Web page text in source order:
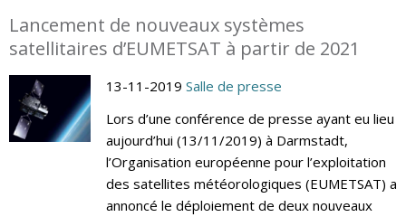
Lancement de nouveaux systèmes
satellitaires d’EUMETSAT à partir de 2021
13-11-2019 Salle de presse
Lors d’une conférence de presse ayant eu lieu
aujourd’hui (13/11/2019) à Darmstadt,
l’Organisation européenne pour l’exploitation
des satellites météorologiques (EUMETSAT) a
annoncé le déploiement de deux nouveaux